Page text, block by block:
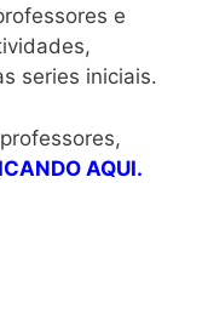
e
series iniciais.
AQUI.